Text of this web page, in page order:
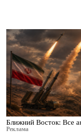
Ближний Восток: Все
Реклама